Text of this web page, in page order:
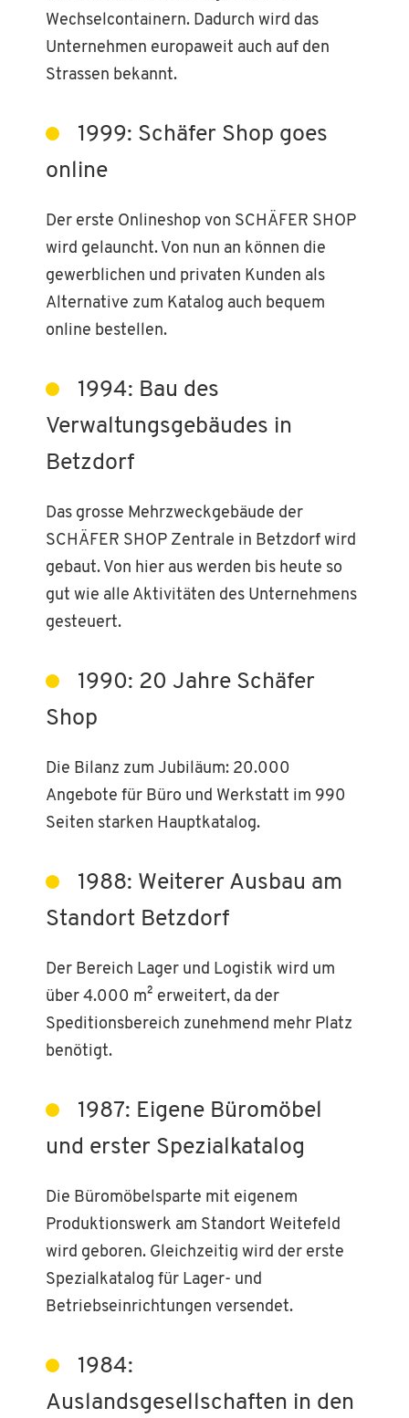
Wechselcontainern. Dadurch wird das
Unternehmen europaweit auch auf den
Strassen bekannt.
1999: Schäfer Shop goes
online
Der erste Onlineshop von SCHÄFER SHOP
wird gelauncht. Von nun an können die
gewerblichen und privaten Kunden als
Alternative zum Katalog auch bequem
online bestellen.
1994: Bau des
Verwaltungsgebäudes in
Betzdorf
Das grosse Mehrzweckgebäude der
SCHÄFER SHOP Zentrale in Betzdorf wird
gebaut. Von hier aus werden bis heute so
gut wie alle Aktivitäten des Unternehmens
gesteuert.
1990: 20 Jahre Schäfer
Shop
Die Bilanz zum Jubiläum: 20.000
Angebote für Büro und Werkstatt im 990
Seiten starken Hauptkatalog.
1988: Weiterer Ausbau am
Standort Betzdorf
Der Bereich Lager und Logistik wird um
über 4.000 m² erweitert, da der
Speditionsbereich zunehmend mehr Platz
benötigt.
1987: Eigene Büromöbel
und erster Spezialkatalog
Die Büromöbelsparte mit eigenem
Produktionswerk am Standort Weitefeld
wird geboren. Gleichzeitig wird der erste
Spezialkatalog für Lager- und
Betriebseinrichtungen versendet.
1984:
Auslandsgesellschaften in den